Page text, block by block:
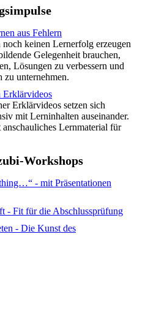
aus Fehlern
keinen Lernerfolg erzeugen
Gelegenheit brauchen,
Lösungen zu verbessern und
zu unternehmen.
Erklärvideos
Erklärvideos setzen sich
mit Lerninhalten auseinander.
Lernmaterial für
Workshops
- mit Präsentationen
- Fit für die Abschlussprüfung
- Die Kunst des